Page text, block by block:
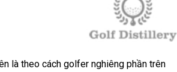
là theo cách golfer nghiêng phần trên